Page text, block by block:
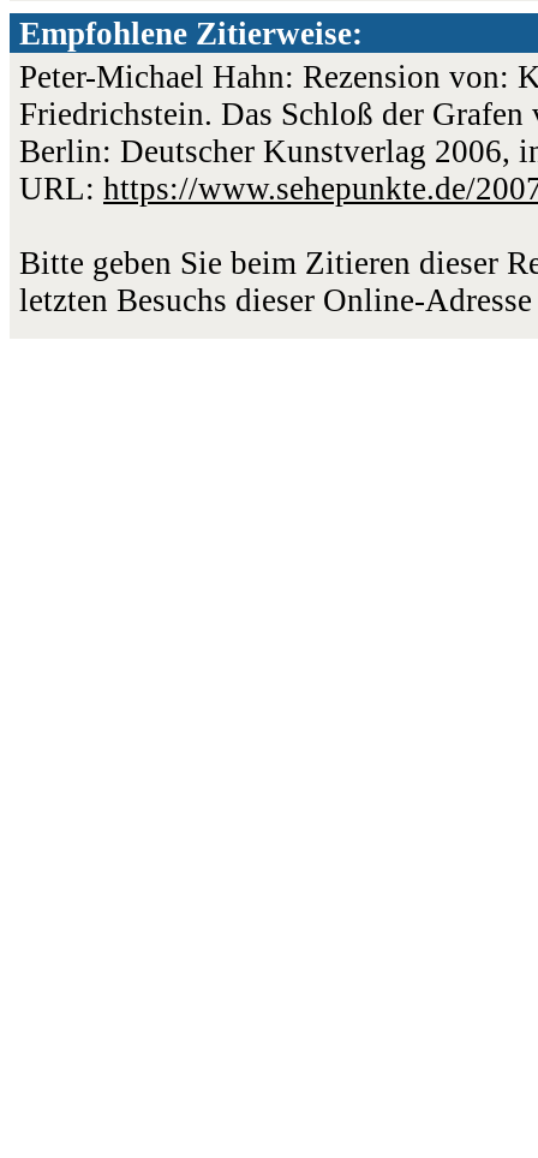
Empfohlene Zitierweise:
Peter-Michael Hahn: Rezension
Friedrichstein. Das Schloß der
Berlin: Deutscher Kunstverlag 2006,
URL: https://www.sehepunkte.de/
Bitte geben Sie beim Zitieren dieser
letzten Besuchs dieser Online-Adresse